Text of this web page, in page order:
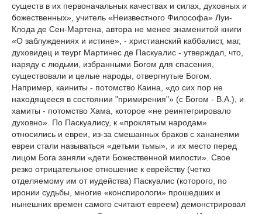
существ в их первоначальных качествах и силах, духовных и
божественных», учитель «Неизвестного Философа» Луи-
Клода де Сен-Мартена, автора не менее знаменитой книги
«О заблуждениях и истине», - христианский каббалист, маг,
духовидец и теург Мартинес де Паскуалис - утверждал, что,
наряду с людьми, избранными Богом для спасения,
существовали и целые народы, отвергнутые Богом.
Например, каиниты - потомство Каина, «до сих пор не
находящееся в состоянии "примирения"» (с Богом - В.А.), и
хамиты - потомство Хама, которое «не реинтегрировало
духовно». По Паскуалису, к «проклятым народам»
относились и евреи, из-за смешанных браков с хананеями
евреи стали называться «детьми тьмы», и их место перед
лицом Бога заняли «дети Божественной милости». Свое
резко отрицательное отношение к еврейству (четко
отделяемому им от иудейства) Паскуалис (которого, по
иронии судьбы, многие «конспирологи» прошедших и
нынешних времен самого считают евреем) демонстрировал